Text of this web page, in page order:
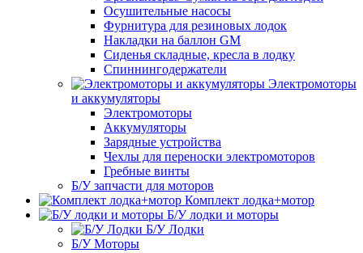
Осушительные насосы
Фурнитура для резиновых лодок
Накладки на баллон GM
Сиденья складные, кресла в лодку
Спиннингодержатели
Электромоторы
и аккумуляторы
Электромоторы
Аккумуляторы
Зарядные устройства
Чехлы для переноски электромоторов
Гребные винты
Б/У запчасти для моторов
Комплект лодка+мотор
Б/У лодки и моторы
Б/У Лодки
Б/У Моторы